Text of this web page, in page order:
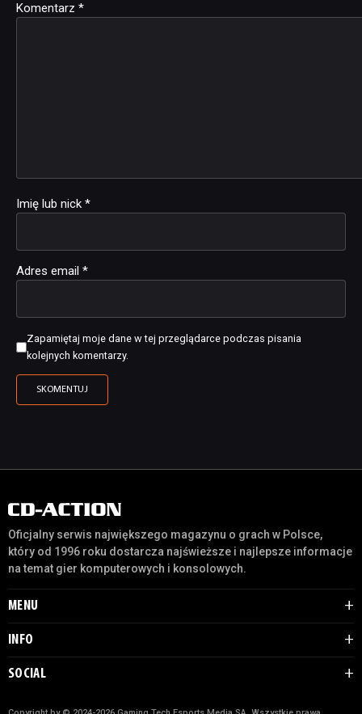
Komentarz *
Imię lub nick *
Adres email *
Zapamiętaj moje dane w tej przeglądarce podczas pisania
kolejnych komentarzy.
Alternative:
Oficjalny serwis największego magazynu o grach w Polsce,
który od 1996 roku dostarcza najświeższe i najlepsze informacje
na temat gier komputerowych i konsolowych.
MENU
INFO
SOCIAL